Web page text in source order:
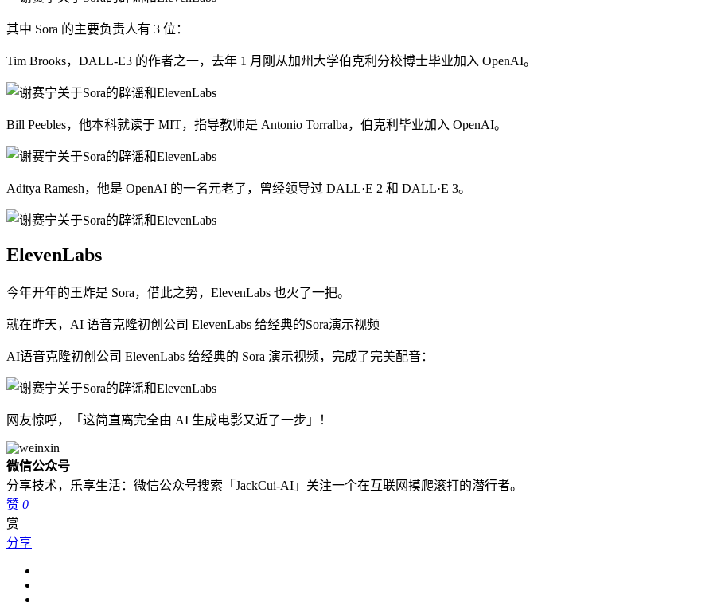
其中 Sora 的主要负责人有 3 位：
Tim Brooks，DALL-E3 的作者之一，去年 1 月刚从加州大学伯克利分校博士毕业加入 OpenAI。
Bill Peebles，他本科就读于 MIT，指导教师是 Antonio Torralba，伯克利毕业加入 OpenAI。
Aditya Ramesh，他是 OpenAI 的一名元老了，曾经领导过 DALL·E 2 和 DALL·E 3。
ElevenLabs
今年开年的王炸是 Sora，借此之势，ElevenLabs 也火了一把。
就在昨天，AI 语音克隆初创公司 ElevenLabs 给经典的Sora演示视频
AI语音克隆初创公司 ElevenLabs 给经典的 Sora 演示视频，完成了完美配音：
网友惊呼，「这简直离完全由 AI 生成电影又近了一步」！
微信公众号
分享技术，乐享生活：微信公众号搜索「JackCui-AI」关注一个在互联网摸爬滚打的潜行者。
赞 0
赏
分享